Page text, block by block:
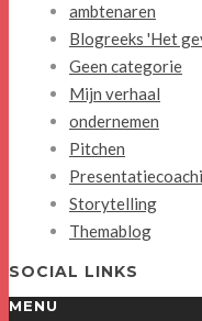
ambtenaren
Blogreeks 'Het
Geen categorie
Mijn verhaal
ondernemen
Pitchen
Storytelling
Themablog
SOCIAL LINKS
MENU